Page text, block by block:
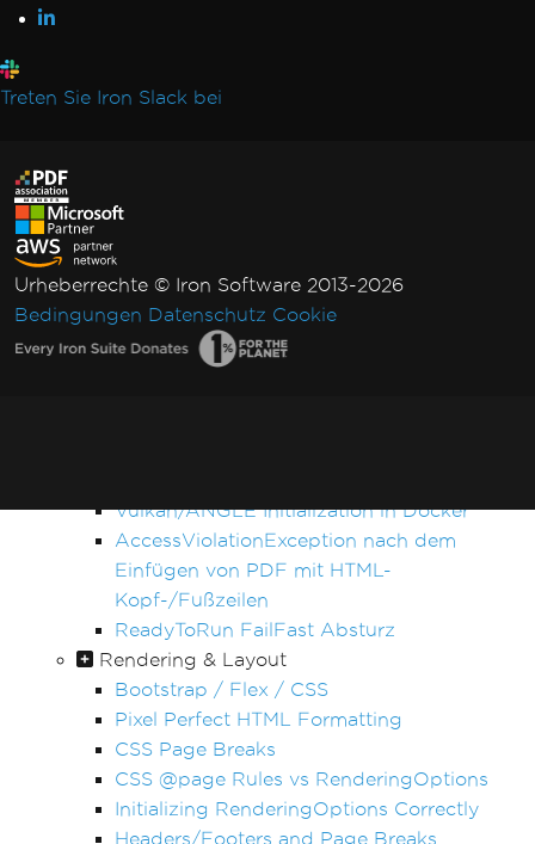
Timeout beim Rendern von PDF
Kann keine Verbindung zum Lizenzserver
IronPDF LinxARM kann keinen Speicher
.NET Framework Windows-Dienst-
Ausnahmen
Vulkan/ANGLE Initialization in Docker
AccessViolationException nach dem
Einfügen von PDF mit HTML-
Kopf-/Fußzeilen
ReadyToRun FailFast Absturz
Rendering & Layout
Bootstrap / Flex / CSS
Pixel Perfect HTML Formatting
CSS Page Breaks
CSS @page Rules vs RenderingOptions
Initializing RenderingOptions Correctly
Headers/Footers and Page Breaks
Treten Sie Iron Slack bei
Urheberrechte © Iron Software 2013-2026
Bedingungen Datenschutz Cookie